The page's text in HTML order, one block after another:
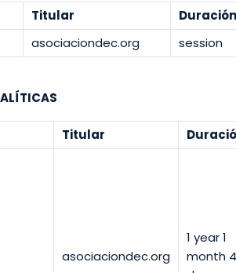
Titular
Duración
asociaciondec.org session
Titular
asociaciondec.org
1 year 1
month 4